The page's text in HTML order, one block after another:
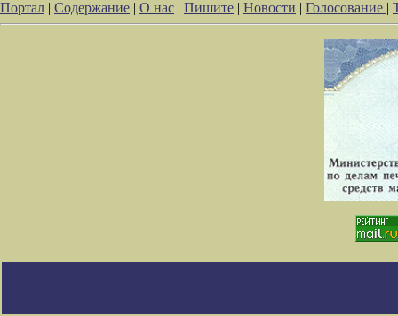
Портал | Содержание | О нас | Пишите | Новости | Голосование |